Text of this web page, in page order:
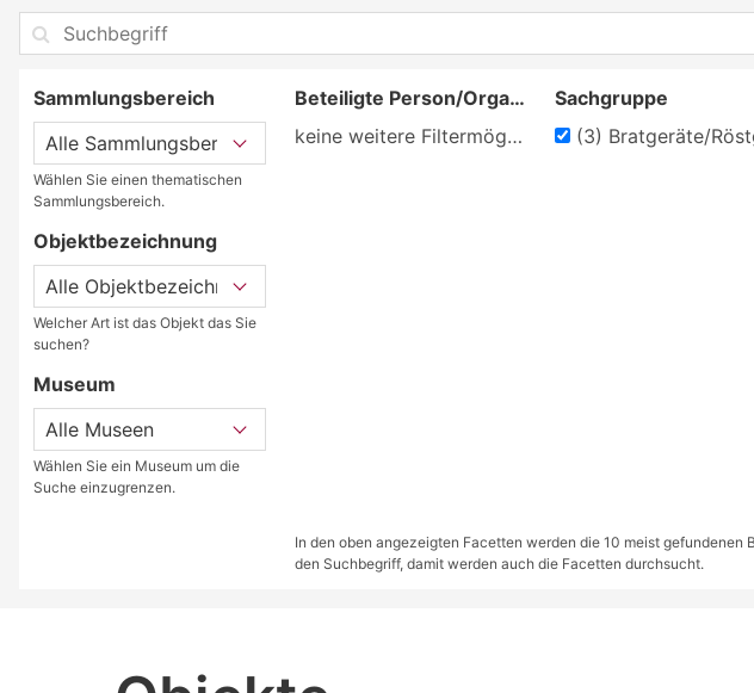
Sammlungsbereich
Wählen Sie einen thematischen
Sammlungsbereich.
Objektbezeichnung
Welcher Art ist das Objekt das Sie
suchen?
Museum
Wählen Sie ein Museum um die
Suche einzugrenzen.
Beteiligte Person/Organisation
keine weitere Filtermöglichkeit
Sachgruppe
(3) Bratgeräte/
In den oben angezeigten Facetten werden die 10 meist
den Suchbegriff, damit werden auch die Facetten durchsucht.